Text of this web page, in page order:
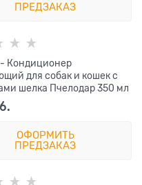
ПРЕДЗАКАЗ
- Кондиционер
для собак и кошек с
шелка Пчелодар 350 мл
ОФОРМИТЬ
ПРЕДЗАКАЗ